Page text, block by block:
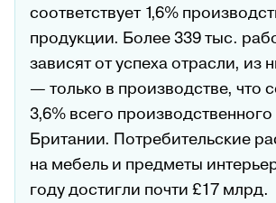
соответствует 1,6%
продукции. Более 339 тыс.
зависят от успеха отрасли, из
— только в производстве, что
3,6% всего
Британии. Потребительские
на мебель и предметы
году достигли почти £17 млрд.